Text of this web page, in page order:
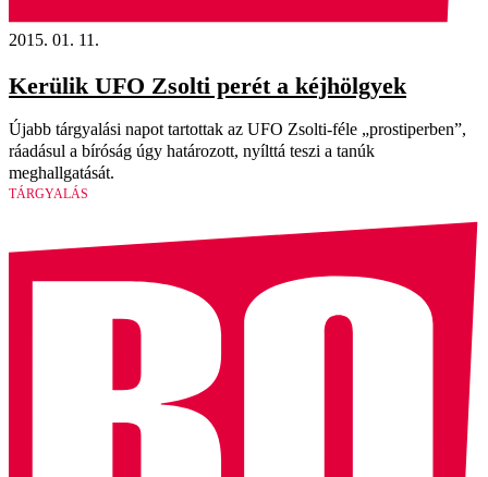
2015. 01. 11.
Kerülik UFO Zsolti perét a kéjhölgyek
Újabb tárgyalási napot tartottak az UFO Zsolti-féle „prostiperben”,
ráadásul a bíróság úgy határozott, nyílttá teszi a tanúk
meghallgatását.
TÁRGYALÁS